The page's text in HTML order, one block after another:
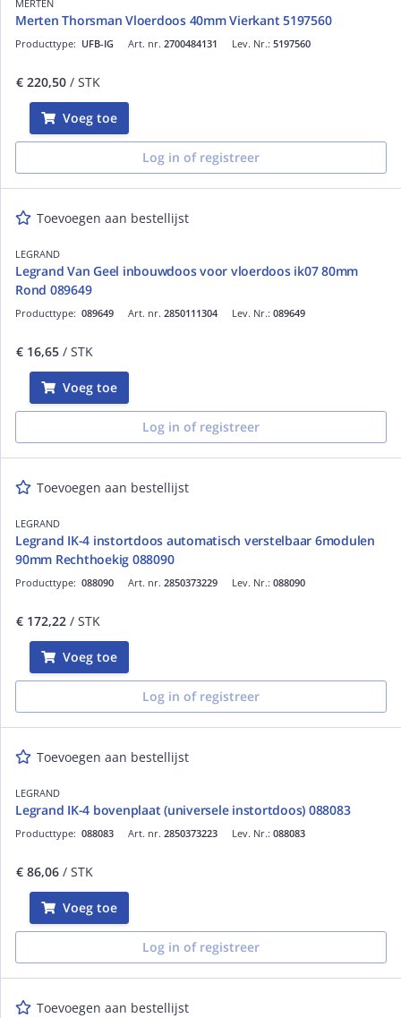
MERTEN
Merten Thorsman Vloerdoos 40mm Vierkant 5197560
Art. nr. 2700484131
Producttype: UFB-IG Lev. Nr.: 5197560
€ 220,50 / STK
Voeg toe
Log in of registreer
Toevoegen aan bestellijst
LEGRAND
Legrand Van Geel inbouwdoos voor vloerdoos ik07 80mm
Rond 089649
Art. nr. 2850111304
Producttype: 089649 Lev. Nr.: 089649
€ 16,65 / STK
Voeg toe
Log in of registreer
Toevoegen aan bestellijst
LEGRAND
Legrand IK-4 instortdoos automatisch verstelbaar 6modulen
90mm Rechthoekig 088090
Art. nr. 2850373229
Producttype: 088090 Lev. Nr.: 088090
€ 172,22 / STK
Voeg toe
Log in of registreer
Toevoegen aan bestellijst
LEGRAND
Legrand IK-4 bovenplaat (universele instortdoos) 088083
Art. nr. 2850373223
Producttype: 088083 Lev. Nr.: 088083
€ 86,06 / STK
Voeg toe
Log in of registreer
Toevoegen aan bestellijst